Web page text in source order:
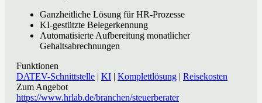
Ganzheitliche Lösung für HR-Prozesse
KI-gestützte Belegerkennung
Automatisierte Aufbereitung monatlicher
Gehaltsabrechnungen
Funktionen
DATEV-Schnittstelle | KI | Komplettlösung | Reisekosten
Zum Angebot
https://www.hrlab.de/branchen/steuerberater